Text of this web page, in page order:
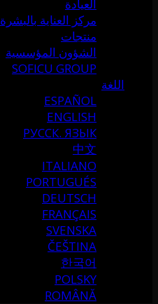
العيادة
مركز العناية بالبشرة
منتجات
الشؤون المؤسسية
SOFICU GROUP
اللغة
ESPAÑOL
ENGLISH
РУССК. ЯЗЫК
中文
ITALIANO
PORTUGUÉS
DEUTSCH
FRANÇAIS
SVENSKA
ČEŠTINA
한국어
POLSKY
ROMÂNĂ